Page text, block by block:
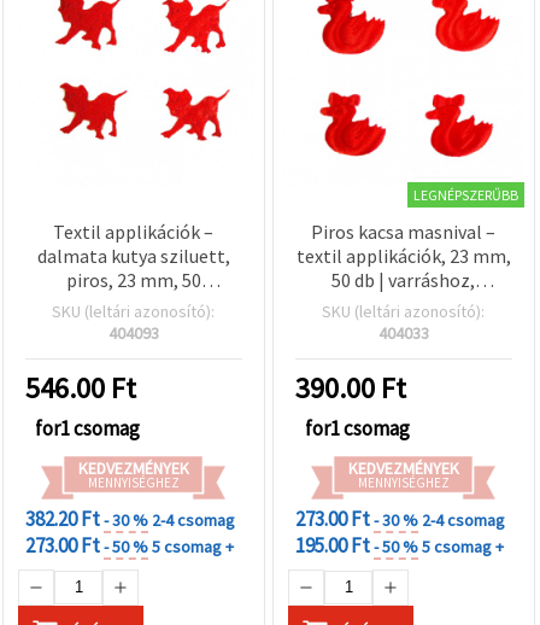
Textil applikációk –
dalmata kutya sziluett,
piros, 23 mm, 50
db/csomag – textil
kivágások
képeslapkészítéshez és
DIY kézműves
projektekhez
SKU (leltári azonosító):
404093
546.00 Ft
for1 csomag
KEDVEZMÉNYEK
MENNYISÉGHEZ
382.20 Ft- 30 % 2-4 csomag
273.00 Ft- 50 %5 csomag +
LEGNÉPSZERŰBB
Piros kacsa masnival –
textil applikációk, 23 mm,
50 db | varráshoz,
scrapbookinghoz és DIY
díszítéshez
SKU (leltári azonosító):
404033
390.00 Ft
for1 csomag
KEDVEZMÉNYEK
MENNYISÉGHEZ
273.00 Ft- 30 % 2-4 csomag
195.00 Ft- 50 %5 csomag +